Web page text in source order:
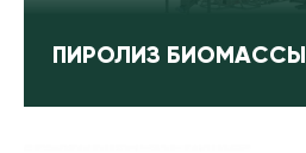
ПИРОЛИЗ БИОМАССЫ